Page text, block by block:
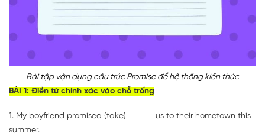
Bài tập vận dụng cấu trúc Promise để hệ thống kiến thức
BÀI 1: Điền từ chính xác vào chỗ trống
1. My boyfriend promised (take) ______ us to their hometown this
summer.